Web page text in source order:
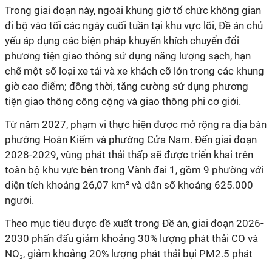
Trong giai đoạn này, ngoài khung giờ tổ chức không gian
đi bộ vào tối các ngày cuối tuần tại khu vực lõi, Đề án chủ
yếu áp dụng các biện pháp khuyến khích chuyển đổi
phương tiện giao thông sử dụng năng lượng sạch, hạn
chế một số loại xe tải và xe khách cỡ lớn trong các khung
giờ cao điểm; đồng thời, tăng cường sử dụng phương
tiện giao thông công cộng và giao thông phi cơ giới.
Từ năm 2027, phạm vi thực hiện được mở rộng ra địa bàn
phường Hoàn Kiếm và phường Cửa Nam. Đến giai đoạn
2028-2029, vùng phát thải thấp sẽ được triển khai trên
toàn bộ khu vực bên trong Vành đai 1, gồm 9 phường với
diện tích khoảng 26,07 km² và dân số khoảng 625.000
người.
Theo mục tiêu được đề xuất trong Đề án, giai đoạn 2026-
2030 phấn đấu giảm khoảng 30% lượng phát thải CO và
NO₂, giảm khoảng 20% lượng phát thải bụi PM2.5 phát